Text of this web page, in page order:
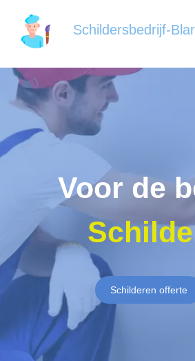
Schildersbedrijf-
Voor de
Schilderen offerte